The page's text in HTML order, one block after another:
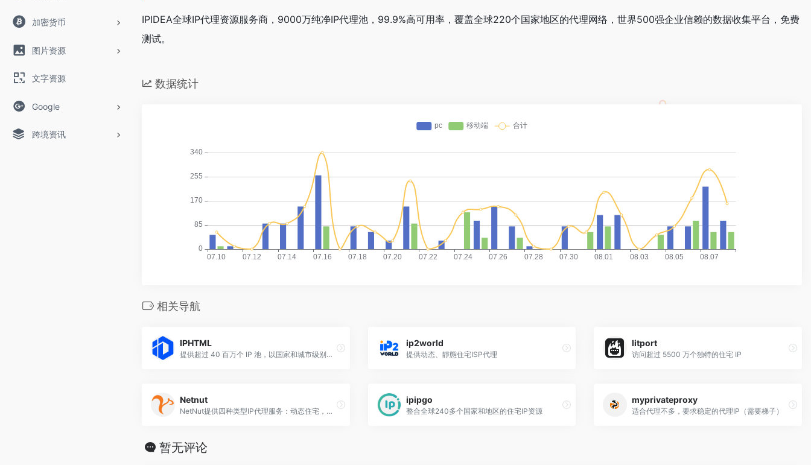
加密货币
图片资源
文字资源
Google
跨境资讯
IPIDEA全球IP代理资源服务商，9000万纯净IP代理池，99.9%高可用率，覆盖全球220个国家地区的代理网络，世界500强企业信赖的数据收集平台，免费
测试。
数据统计
相关导航
IPHTML
提供超过 40 百万个 IP 池，以国家和城市级别为目标，用于营销研究、社交媒体帐户管理和在线零售。
ip2world
提供动态、靜態住宅ISP代理
litport
访问超过 5500 万个独特的住宅 IP
Netnut
NetNut提供四种类型IP代理服务：动态住宅，静态住宅，移动代理，数据中心代理，支持HTTP/S, SOCKS5协议
ipipgo
整合全球240多个国家和地区的住宅IP资源
myprivateproxy
适合代理不多，要求稳定的代理IP（需要梯子）
暂无评论